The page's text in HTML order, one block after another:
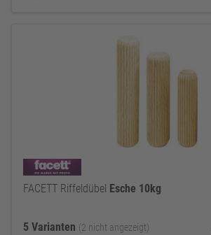
FACETT Riffeldübel Esche 10kg
5 Varianten (2 nicht angezeigt)